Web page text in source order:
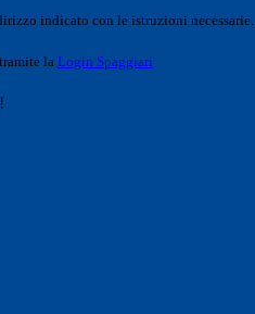
indicato con le istruzioni necessarie.
la Login Spaggiari